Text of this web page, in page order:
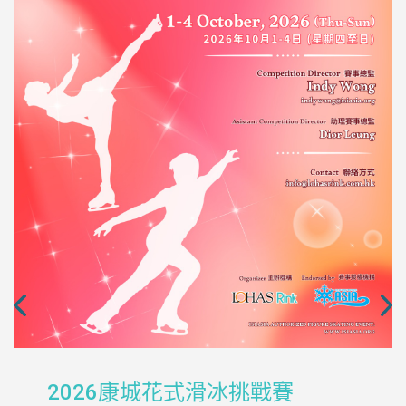
2026康城花式滑冰挑戰賽